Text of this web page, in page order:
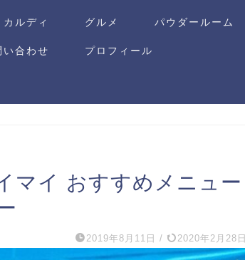
カルディ グルメ パウダールーム
い合わせ プロフィール
マイ おすすめメニュー
2019年8月11日 / 2020年2月28日